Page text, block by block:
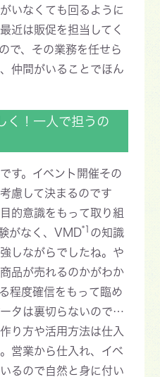
いなくても回るように
近は販促を担当してく
で、その業務を任せら
仲間がいることでほん
く！一人で担うの
す。イベント開催その
慮して決まるのです
的意識をもって取り組
がなく、VMD*1 の知識
しながらでしたね。や
品が売れるのかがわか
程度確信をもって臨め
タは裏切らないので…
り方や活用方法は仕入
営業から仕入れ、イベ
るので自然と身に付い